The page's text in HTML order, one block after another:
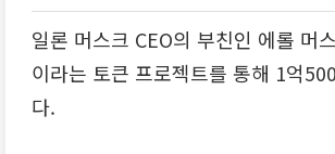
일론 머스크 CEO의 부친인 에롤
이라는 토큰 프로젝트를 통해 1억
다.